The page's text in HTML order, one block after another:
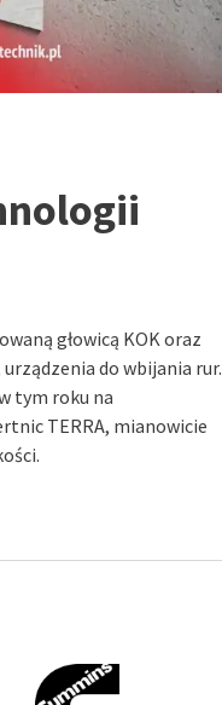
głowicą KOK oraz
do wbijania rur.
tym roku na
TERRA, mianowicie